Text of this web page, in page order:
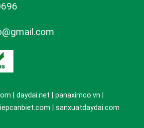
| daydai.net | panaximco.vn |
| sanxuatdaydai.com